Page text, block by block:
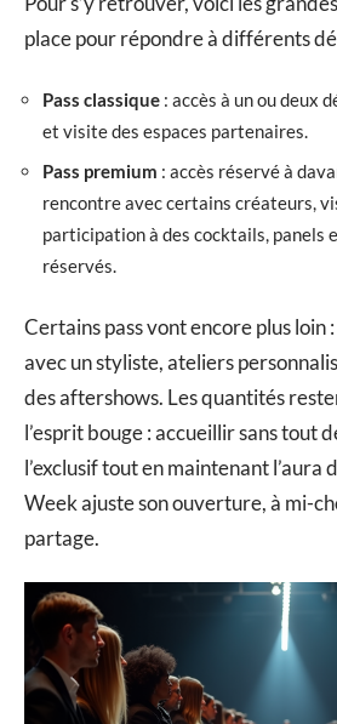
place pour répondre à différents
Pass classique : accès à un ou deux
et visite des espaces partenaires.
Pass premium : accès réservé à
rencontre avec certains créateurs,
participation à des cocktails, panels
réservés.
Certains pass vont encore plus loin
avec un styliste, ateliers
des aftershows. Les quantités
l’esprit bouge : accueillir sans tout
l’exclusif tout en maintenant l’aura
Week ajuste son ouverture, à mi-
partage.